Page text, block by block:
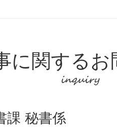
に関するお
課 秘書係